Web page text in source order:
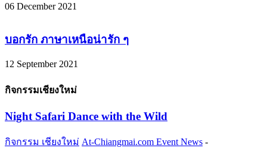
06 December 2021
บอกรัก ภาษาเหนือน่ารัก ๆ
12 September 2021
กิจกรรมเชียงใหม่
Night Safari Dance with the Wild
กิจกรรม เชียงใหม่ At-Chiangmai.com Event News -